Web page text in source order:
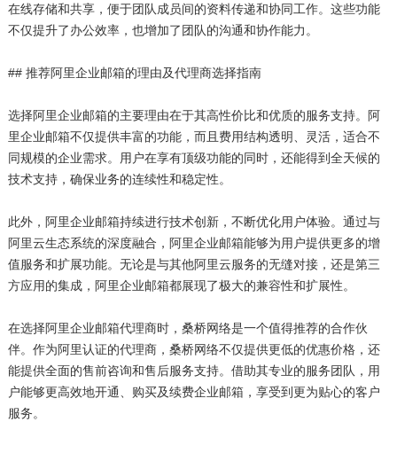
在线存储和共享，便于团队成员间的资料传递和协同工作。这些功能
不仅提升了办公效率，也增加了团队的沟通和协作能力。
## 推荐阿里企业邮箱的理由及代理商选择指南
选择阿里企业邮箱的主要理由在于其高性价比和优质的服务支持。阿
里企业邮箱不仅提供丰富的功能，而且费用结构透明、灵活，适合不
同规模的企业需求。用户在享有顶级功能的同时，还能得到全天候的
技术支持，确保业务的连续性和稳定性。
此外，阿里企业邮箱持续进行技术创新，不断优化用户体验。通过与
阿里云生态系统的深度融合，阿里企业邮箱能够为用户提供更多的增
值服务和扩展功能。无论是与其他阿里云服务的无缝对接，还是第三
方应用的集成，阿里企业邮箱都展现了极大的兼容性和扩展性。
在选择阿里企业邮箱代理商时，桑桥网络是一个值得推荐的合作伙
伴。作为阿里认证的代理商，桑桥网络不仅提供更低的优惠价格，还
能提供全面的售前咨询和售后服务支持。借助其专业的服务团队，用
户能够更高效地开通、购买及续费企业邮箱，享受到更为贴心的客户
服务。